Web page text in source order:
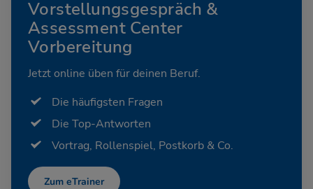
Vorstellungsgespräch &
Assessment Center
Vorbereitung
Jetzt online üben für deinen Beruf.
Die häufigsten Fragen
Die Top-Antworten
Vortrag, Rollenspiel, Postkorb & Co.
Zum eTrainer